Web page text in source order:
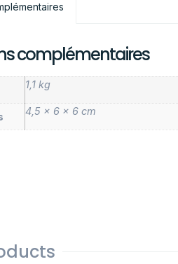
complémentaires
1,1 kg
4,5 × 6 × 6 cm